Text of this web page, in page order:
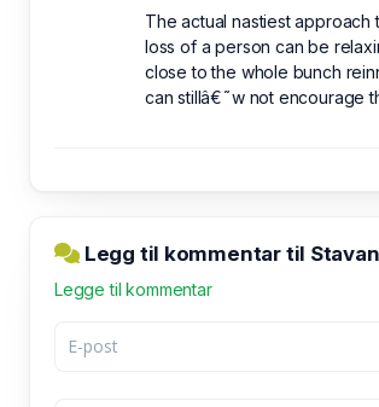
The actual nastiest approach
loss of a person can be
close to the whole bunch
can stillâ€˜w not encourage
Legg til kommentar til
Legge til kommentar